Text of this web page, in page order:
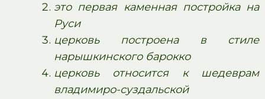
это первая каменная постройка на
Руси
церковь построена в стиле
нарышкинского барокко
церковь относится к шедеврам
владимиро-суздальской